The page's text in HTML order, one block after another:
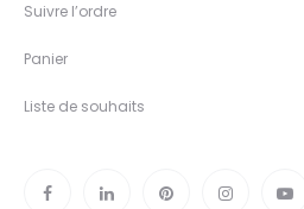
Suivre l’ordre
Panier
Liste de souhaits